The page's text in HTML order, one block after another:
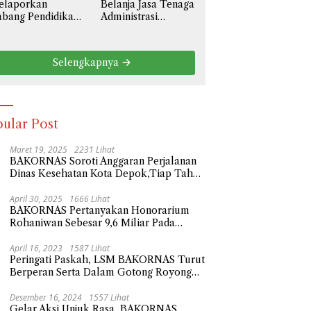
Pendidikan
Jaya
Anggaran
108,9
Belanja Jasa Tenaga
Administrasi
BPKAD Kota Bekasi
Transparan Ke
Selengkapnya
Post
Maret 19, 2025 2231 Lihat
BAKORNAS Soroti Anggaran Perjalanan
Dinas Kesehatan Kota Depok,Tiap Tahun
April 30, 2025 1666 Lihat
BAKORNAS Pertanyakan Honorarium
Rohaniwan Sebesar 9,6 Miliar Pada
Tahun 2023
April 16, 2023 1587 Lihat
Peringati Paskah, LSM BAKORNAS Turut
Berperan Serta Dalam Gotong Royong
Desember 16, 2024 1557 Lihat